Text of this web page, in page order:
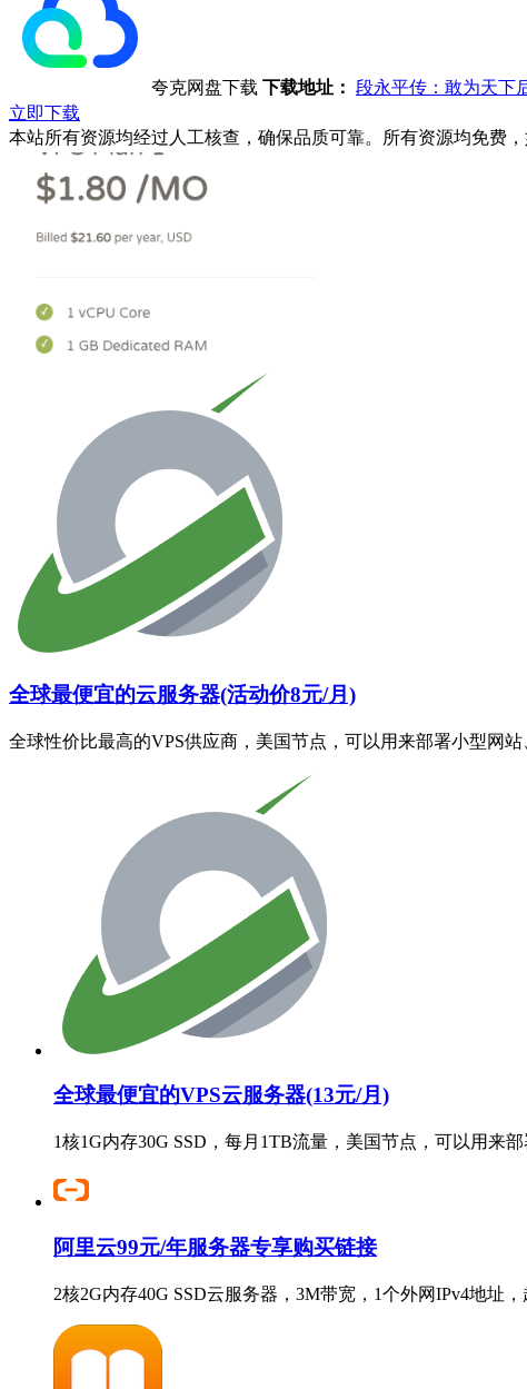
夸克网盘下载 下载地址： 段永平传：敢为天下
立即下载
本站所有资源均经过人工核查，确保品质可靠。所有资源均免费
全球最便宜的云服务器(活动价8元/月)
全球性价比最高的VPS供应商，美国节点，可以用来部署小型网
全球最便宜的VPS云服务器(13元/月)
1核1G内存30G SSD，每月1TB流量，美国节点，可以用来
阿里云99元/年服务器专享购买链接
2核2G内存40G SSD云服务器，3M带宽，1个外网IPv4地址，